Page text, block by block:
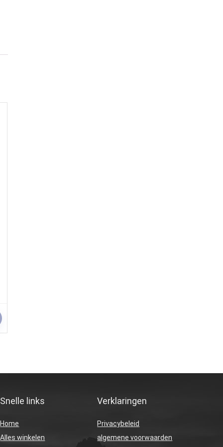
Snelle links
Home
Alles winkelen
Verklaringen
Privacybeleid
algemene voorwaarden